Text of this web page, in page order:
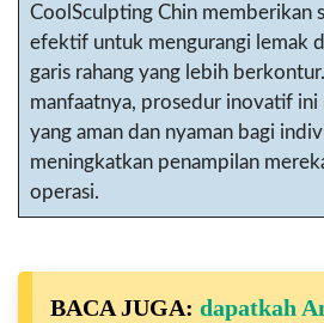
CoolSculpting Chin memberikan
efektif untuk mengurangi lemak
garis rahang yang lebih
manfaatnya, prosedur inovatif ini
yang aman dan nyaman bagi
meningkatkan penampilan
operasi.
BACA JUGA: dapatkah